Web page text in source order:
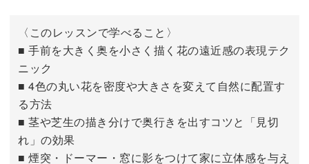
〈このレッスンで学べること〉
■ 手前を大きく奥を小さく描く花の遠近感の表現テク
ニック
■ 4色の丸い花を密度や大きさを変えて自然に配置す
る方法
■ 茎や芝生の描き分けで奥行きを出すコツと「見切
れ」の効果
■ 煙突・ドーマー・窓に影をつけて家に立体感を与え